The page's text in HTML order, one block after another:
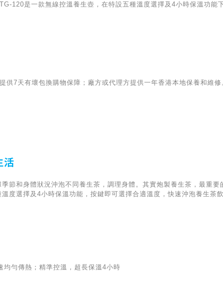
120是一款無線控溫養生壺，在特設五種溫度選擇及4小時保溫功能
供7天有壞包換購物保障；廠方或代理方提供一年香港本地保養和維修
活
節和身體狀況沖泡不同養生茶，調理身體。其實炮製養生茶，最重
度選擇及4小時保溫功能，按鍵即可選擇合適溫度，快速沖泡養生茶
均勻傳熱；精準控溫，超長保溫4小時